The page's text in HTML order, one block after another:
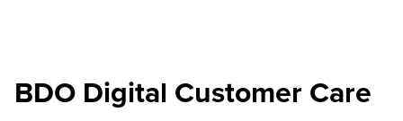
BDO Digital Customer Care